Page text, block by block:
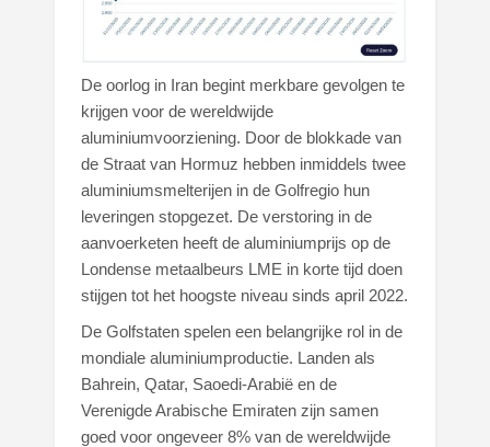
De oorlog in Iran begint merkbare gevolgen te
krijgen voor de wereldwijde
aluminiumvoorziening. Door de blokkade van
de Straat van Hormuz hebben inmiddels twee
aluminiumsmelterijen in de Golfregio hun
leveringen stopgezet. De verstoring in de
aanvoerketen heeft de aluminiumprijs op de
Londense metaalbeurs LME in korte tijd doen
stijgen tot het hoogste niveau sinds april 2022.
De Golfstaten spelen een belangrijke rol in de
mondiale aluminiumproductie. Landen als
Bahrein, Qatar, Saoedi-Arabië en de
Verenigde Arabische Emiraten zijn samen
goed voor ongeveer 8% van de wereldwijde